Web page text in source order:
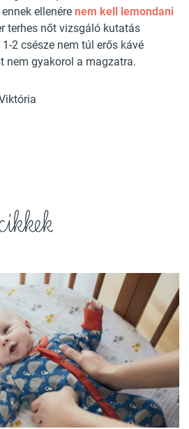
ellenére nem kell lemondani
terhes nőt vizsgáló kutatás
2 csésze nem túl erős kávé
nem gyakorol a magzatra.